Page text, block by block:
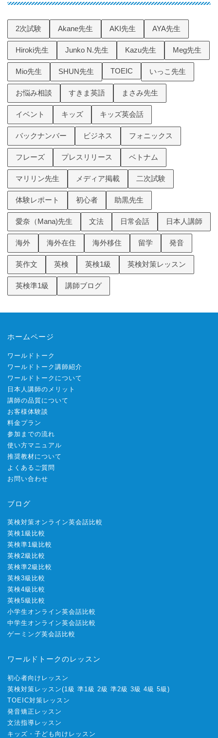
2次試験 Akane先生 AKI先生 AYA先生
Hiroki先生 Junko N.先生 Kazu先生 Meg先生
Mio先生 SHUN先生 TOEIC いっこ先生
お悩み相談 すきま英語 まさみ先生
イベント キッズ キッズ英会話
バックナンバー ビジネス フォニックス
フレーズ プレスリリース ベトナム
マリリン先生 メディア掲載 二次試験
体験レポート 初心者 助黒先生
愛奈（Mana)先生 文法 日常会話 日本人講師
海外 海外在住 海外移住 留学 発音
英作文 英検 英検1級 英検対策レッスン
英検準1級 講師ブログ
ホームページ
ワールドトーク
ワールドトーク講師紹介
ワールドトークについて
日本人講師のメリット
講師の品質について
お客様体験談
料金プラン
参加までの流れ
使い方マニュアル
推奨教材について
よくあるご質問
お問い合わせ
ブログ
英検対策オンライン英会話比較
英検1級比較
英検準1級比較
英検2級比較
英検準2級比較
英検3級比較
英検4級比較
英検5級比較
小学生オンライン英会話比較
中学生オンライン英会話比較
ゲーミング英会話比較
ワールドトークのレッスン
初心者向けレッスン
英検対策レッスン(1級 準1級 2級 準2級 3級 4級 5級 )
TOEIC対策レッスン
発音矯正レッスン
文法指導レッスン
キッズ・子ども向けレッスン